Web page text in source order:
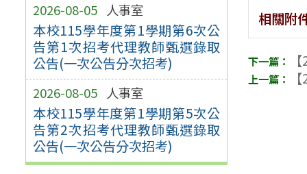
2026-08-05 人事室
本校115學年度第1學期第6次公
告第1次招考代理教師甄選錄取
公告(一次公告分次招考)
2026-08-05 人事室
本校115學年度第1學期第5次公
告第2次招考代理教師甄選錄取
公告(一次公告分次招考)
相關附